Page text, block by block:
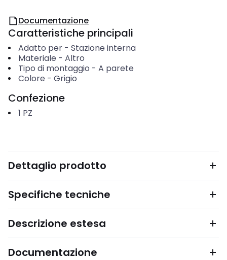
Documentazione
Caratteristiche principali
Adatto per- Stazione interna
Materiale - Altro
Tipo di montaggio - A parete
Colore - Grigio
Confezione
1 PZ
Dettaglio prodotto
Specifiche tecniche
Descrizione estesa
Documentazione